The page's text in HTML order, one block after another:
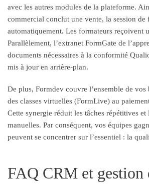
avec les autres modules de la plateforme.
commercial conclut une vente, la session de
automatiquement. Les formateurs reçoivent
Parallèlement, l’extranet FormGate de
documents nécessaires à la conformité
mis à jour en arrière-plan.
De plus, Formdev couvre l’ensemble de vos
des classes virtuelles (FormLive) au
Cette synergie réduit les tâches répétitives et
manuelles. Par conséquent, vos équipes
peuvent se concentrer sur l’essentiel : la
FAQ CRM et gestion